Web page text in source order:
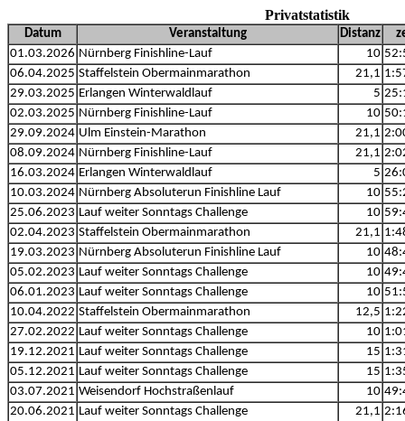
Privatstatistik
Datum Veranstaltung Distanz
01.03.2026 Nürnberg Finishline-Lauf 10
06.04.2025 Staffelstein Obermainmarathon 21,1
29.03.2025 Erlangen Winterwaldlauf 5
02.03.2025 Nürnberg Finishline-Lauf 10
29.09.2024 Ulm Einstein-Marathon 21,1
08.09.2024 Nürnberg Finishline-Lauf 21,1
16.03.2024 Erlangen Winterwaldlauf 5
10.03.2024 Nürnberg Absoluterun Finishline Lauf 10
25.06.2023 Lauf weiter Sonntags Challenge 10
02.04.2023 Staffelstein Obermainmarathon 21,1
19.03.2023 Nürnberg Absoluterun Finishline Lauf 10
05.02.2023 Lauf weiter Sonntags Challenge 10
06.01.2023 Lauf weiter Sonntags Challenge 10
10.04.2022 Staffelstein Obermainmarathon 12,5
27.02.2022 Lauf weiter Sonntags Challenge 10
19.12.2021 Lauf weiter Sonntags Challenge 15
05.12.2021 Lauf weiter Sonntags Challenge 15
03.07.2021 Weisendorf Hochstraßenlauf 10
20.06.2021 Lauf weiter Sonntags Challenge 21,1